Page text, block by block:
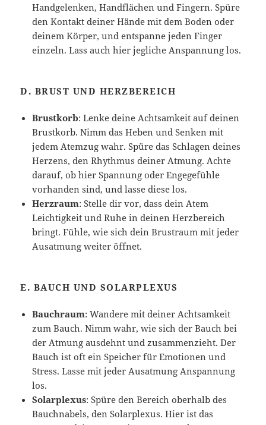
Handgelenken, Handflächen und Fingern. Spüre
den Kontakt deiner Hände mit dem Boden oder
deinem Körper, und entspanne jeden Finger
einzeln. Lass auch hier jegliche Anspannung los.
D. BRUST UND HERZBEREICH
Brustkorb: Lenke deine Achtsamkeit auf deinen
Brustkorb. Nimm das Heben und Senken mit
jedem Atemzug wahr. Spüre das Schlagen deines
Herzens, den Rhythmus deiner Atmung. Achte
darauf, ob hier Spannung oder Engegefühle
vorhanden sind, und lasse diese los.
Herzraum: Stelle dir vor, dass dein Atem
Leichtigkeit und Ruhe in deinen Herzbereich
bringt. Fühle, wie sich dein Brustraum mit jeder
Ausatmung weiter öffnet.
E. BAUCH UND SOLARPLEXUS
Bauchraum: Wandere mit deiner Achtsamkeit
zum Bauch. Nimm wahr, wie sich der Bauch bei
der Atmung ausdehnt und zusammenzieht. Der
Bauch ist oft ein Speicher für Emotionen und
Stress. Lasse mit jeder Ausatmung Anspannung
los.
Solarplexus: Spüre den Bereich oberhalb des
Bauchnabels, den Solarplexus. Hier ist das